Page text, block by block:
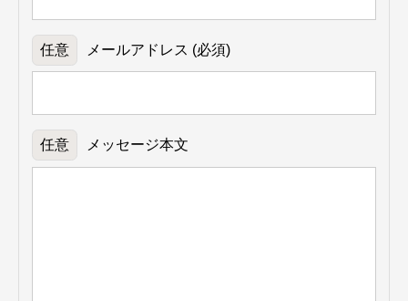
メールアドレス (必須)
メッセージ本文